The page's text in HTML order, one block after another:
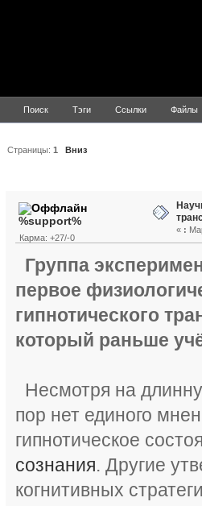
Поиск Тэги Ссылки Файлы
Страницы:1 Вниз
%support%
Карма: +27/-0
« :
Группа
первое
гипнотического
который раньше
Несмотря на
пор нет единого
гипнотическое
сознания. Другие
когнитивных